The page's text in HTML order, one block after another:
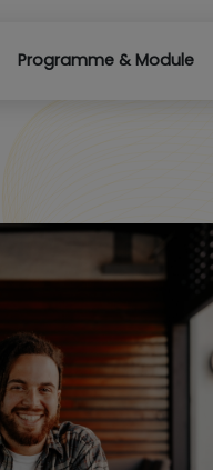
Programme & Module